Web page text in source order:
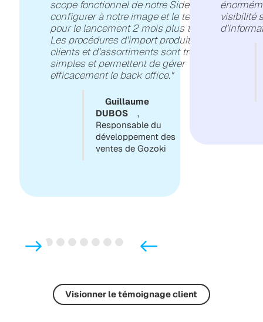
scope fonctionnel de notre Sidely, le
configurer à notre image et le tester
pour le lancement 2 mois plus tard.
Les procédures d'import produit,
clients et d'assortiments sont très
simples et permettent de gérer
efficacement le back office."
Guillaume
DUBOS
,
Responsable du
développement des
ventes de Gozoki
visibilité
Visionner le témoignage client